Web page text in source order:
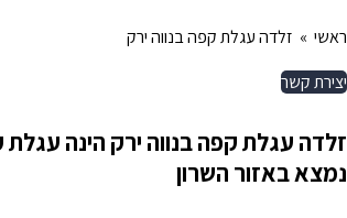
ראשי » זלדה עגלת קפה בנווה ירק
יצירת קשר
זלדה עגלת קפה בנווה ירק הינה
נמצא באזור השרון